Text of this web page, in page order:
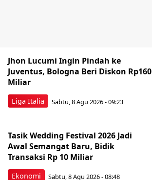
Liga Italia
Jhon Lucumi Ingin Pindah ke
Juventus, Bologna Beri Diskon Rp160
Miliar
Sabtu, 8 Agu 2026 - 09:23
Ekonomi
Tasik Wedding Festival 2026 Jadi
Awal Semangat Baru, Bidik
Transaksi Rp 10 Miliar
Sabtu, 8 Agu 2026 - 08:48